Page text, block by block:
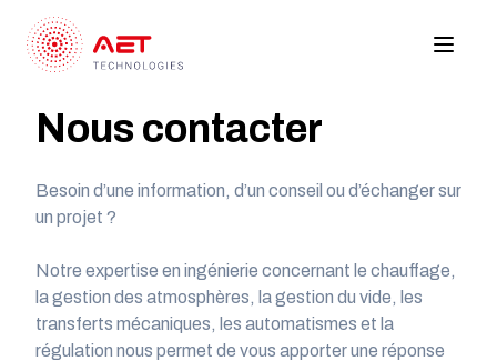
Nous contacter
Besoin d’une information, d’un conseil ou d’échanger sur
un projet ?
Notre expertise en ingénierie concernant le chauffage,
la gestion des atmosphères, la gestion du vide, les
transferts mécaniques, les automatismes et la
régulation nous permet de vous apporter une réponse